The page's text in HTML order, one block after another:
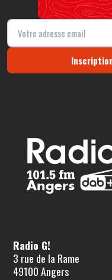
Radio G!
3 rue de la Rame
49100 Angers